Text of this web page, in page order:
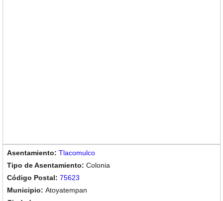
Tlacomulco
Colonia
75623
Atoyatempan